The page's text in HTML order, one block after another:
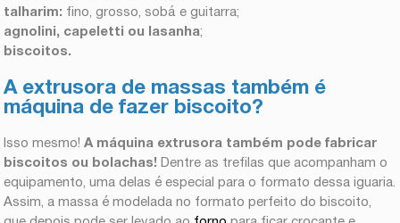
talharim: fino, grosso, sobá e guitarra;
agnolini, capeletti ou lasanha;
biscoitos.
A extrusora de massas também é
máquina de fazer biscoito?
Isso mesmo!A máquina extrusora também pode fabricar
biscoitos ou bolachas! Dentre as trefilas que acompanham o
equipamento, uma delas é especial para o formato dessa iguaria.
Assim, a massa é modelada no formato perfeito do biscoito,